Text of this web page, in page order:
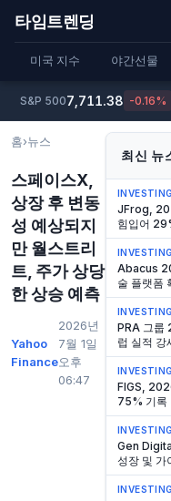
타임트렌딩
미국 지수 야간선물
S&P 5007,711.38 -0.16%
홈›뉴스
스페이스X,
상장 후 변동
성 예상되지
만 월스트리
트, 주가 상당
한 상승 예측
Yahoo
Finance
2026년
7월 1일
오후
06:47
최신 뉴
JFrog,
힘입어
Abacus
술 플랫폼
PRA 그룹
럽 실적 강
FIGS,
75% 기록
Gen
성장 및 가